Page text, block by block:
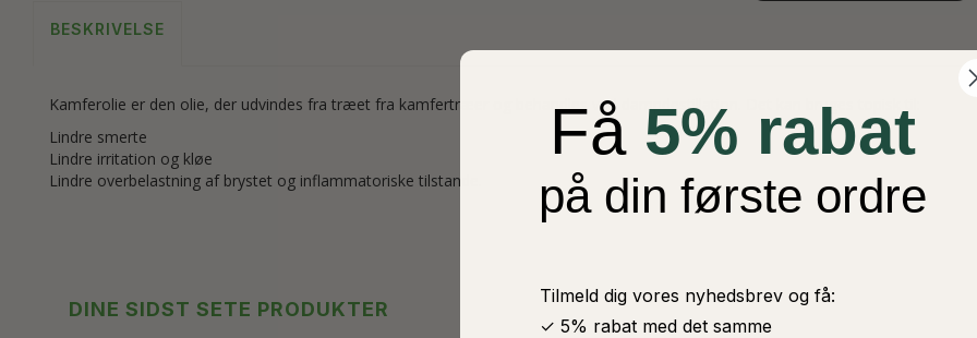
BESKRIVELSE
Kamferolie er den olie, der udvindes fra træet fra kamfertræer og behandles ved dampdestillation. Det kan bruges topisk til:
Lindre smerte
Lindre irritation og kløe
Lindre overbelastning af brystet og inflammatoriske tilstande.
DINE SIDST SETE PRODUKTER
Få 5% rabat
på din første ordre
Tilmeld dig vores nyhedsbrev og få:
✓ 5% rabat med det samme